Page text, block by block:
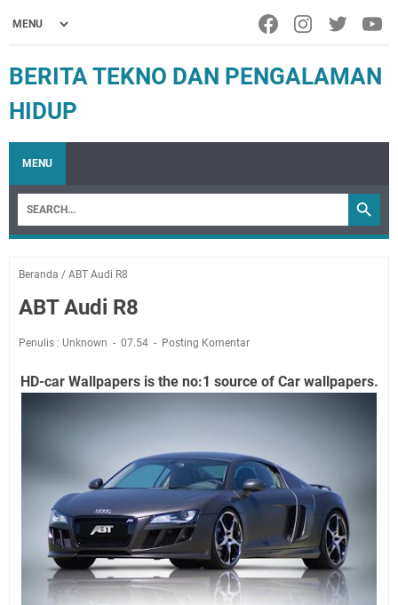
BERITA TEKNO DAN PENGALAMAN
HIDUP
MENU
Beranda / ABT Audi R8
ABT Audi R8
Penulis : Unknown 07.54 Posting Komentar
HD-car Wallpapers is the no:1 source of Car wallpapers.